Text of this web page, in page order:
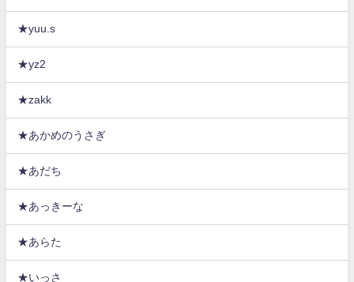
★yuu.s
★yz2
★zakk
★あかめのうさぎ
★あだち
★あっきーな
★あらた
★いっさ